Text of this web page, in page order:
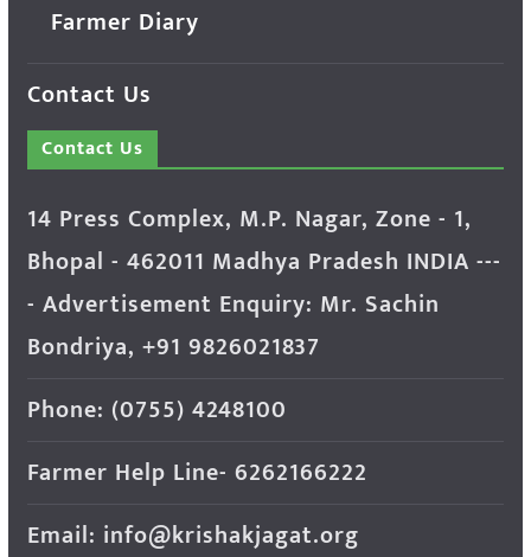
Farmer Diary
Contact Us
Contact Us
14 Press Complex, M.P. Nagar, Zone - 1,
Bhopal - 462011 Madhya Pradesh INDIA ---
- Advertisement Enquiry: Mr. Sachin
Bondriya, +91 9826021837
Phone: (0755) 4248100
Farmer Help Line- 6262166222
Email: info@krishakjagat.org